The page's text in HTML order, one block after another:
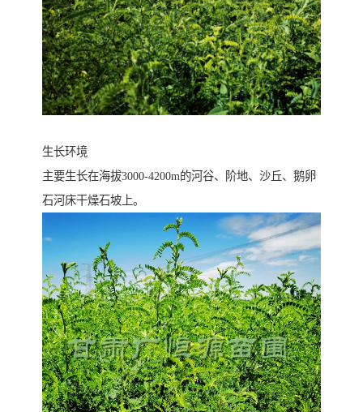
生长环境
主要生长在海拔3000-4200m的河谷、阶地、沙丘、鹅卵
石河床干燥石坡上。